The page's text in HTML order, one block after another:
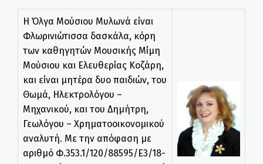
Η Όλγα Μούσιου Μυλωνά είναι
Φλωρινιώτισσα δασκάλα, κόρη
των καθηγητών Μουσικής Μίμη
Μούσιου και Ελευθερίας Κοζάρη,
και είναι μητέρα δυο παιδιών, του
Θωμά, Ηλεκτρολόγου –
Μηχανικού, και του Δημήτρη,
Γεωλόγου – Χρηματοοικονομικού
αναλυτή. Με την απόφαση με
αριθμό Φ.353.1/120/88595/Ε3/18-